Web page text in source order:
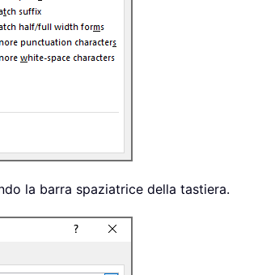
la barra spaziatrice della tastiera.